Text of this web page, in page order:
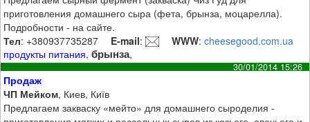
приготовления домашнего сыра (фета, брынза, моцарелла).
Подробности - на сайте.
Тел: +380937735287 E-mail: WWW:cheesegood.com.ua
продукты питания,брынза,
30/01/2014 15:26
Продаж
ЧП Мейком, Киев, Київ
Предлагаем закваску «мейто» для домашнего сыроделия -